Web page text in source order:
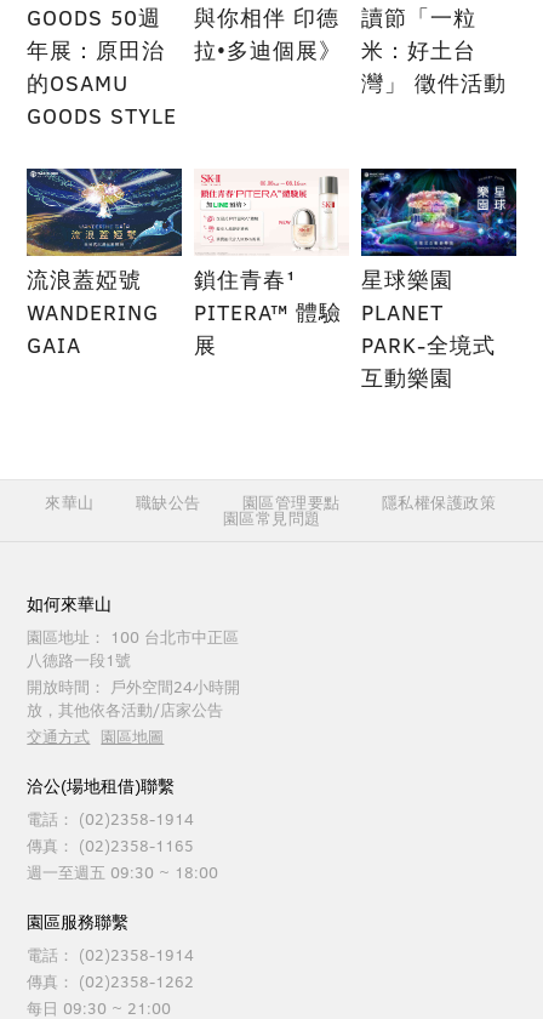
GOODS 50週
年展：原田治
的OSAMU
GOODS STYLE
與你相伴 印德
拉•多迪個展》
讀節「一粒
米：好土台
灣」 徵件活動
流浪蓋婭號
WANDERING
GAIA
鎖住青春¹
PITERA™ 體驗
展
星球樂園
PLANET
PARK-全境式
互動樂園
來華山 職缺公告 園區管理要點 隱私權保護政策
園區常見問題
如何來華山
園區地址：
100 台北市中正區
八德路一段1號
開放時間：
戶外空間24小時開
放，其他依各活動/店家公告
交通方式 園區地圖
洽公(場地租借)聯繫
電話：
(02)2358-1914
傳真：
(02)2358-1165
週一至週五 09:30 ~ 18:00
園區服務聯繫
電話：
(02)2358-1914
傳真：
(02)2358-1262
每日 09:30 ~ 21:00